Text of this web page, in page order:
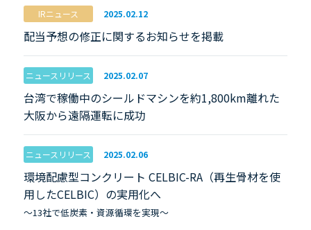
IRニュース 2025.02.12
配当予想の修正に関するお知らせを掲載
ニュースリリース 2025.02.07
台湾で稼働中のシールドマシンを約1,800km離れた
大阪から遠隔運転に成功
ニュースリリース 2025.02.06
環境配慮型コンクリート CELBIC-RA（再生骨材を使
用したCELBIC）の実用化へ
～13社で低炭素・資源循環を実現～